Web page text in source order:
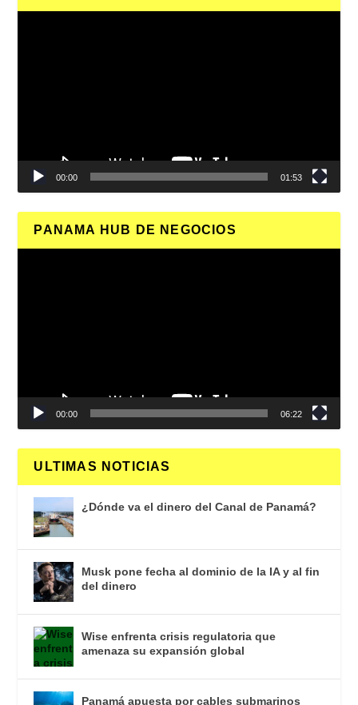
00:00 01:53
PANAMA HUB DE NEGOCIOS
00:00 06:22
ULTIMAS NOTICIAS
¿Dónde va el dinero del Canal de Panamá?
Musk pone fecha al dominio de la IA y al fin
del dinero
Wise enfrenta crisis regulatoria que
amenaza su expansión global
Panamá apuesta por cables submarinos